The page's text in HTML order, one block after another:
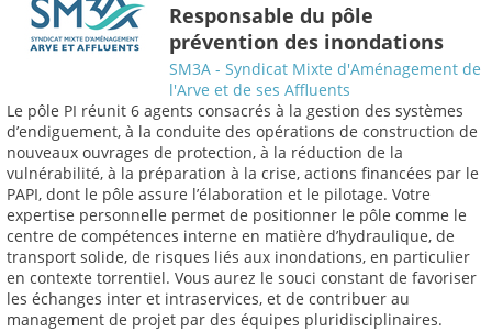
Responsable du pôle
prévention des inondations
SM3A - Syndicat Mixte d'Aménagement de
l'Arve et de ses Affluents
Le pôle PI réunit 6 agents consacrés à la gestion des systèmes
d’endiguement, à la conduite des opérations de construction de
nouveaux ouvrages de protection, à la réduction de la
vulnérabilité, à la préparation à la crise, actions financées par le
PAPI, dont le pôle assure l’élaboration et le pilotage. Votre
expertise personnelle permet de positionner le pôle comme le
centre de compétences interne en matière d’hydraulique, de
transport solide, de risques liés aux inondations, en particulier
en contexte torrentiel. Vous aurez le souci constant de favoriser
les échanges inter et intraservices, et de contribuer au
management de projet par des équipes pluridisciplinaires.